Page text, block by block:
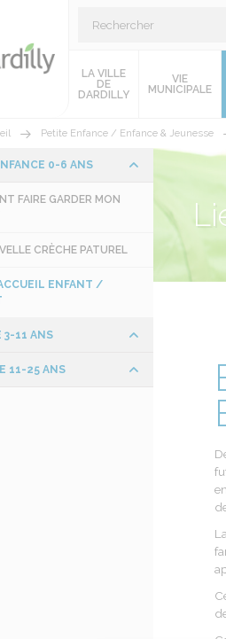
LA VILLE
DE
DARDILLY
VIE
MUNICIPALE
Petite Enfance / Enfance & Jeunesse
0-6 ANS
FAIRE GARDER MON
CRÈCHE PATUREL
ENFANT /
3-11 ANS
11-25 ANS